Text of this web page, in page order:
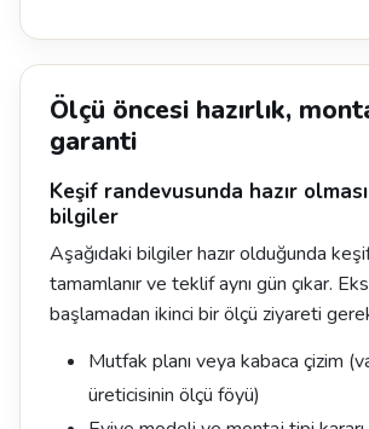
Ölçü öncesi hazırlık,
garanti
Keşif randevusunda hazır
bilgiler
Aşağıdaki bilgiler hazır olduğunda
tamamlanır ve teklif aynı gün çıkar.
başlamadan ikinci bir ölçü ziyareti
Mutfak planı veya kabaca çizim
üreticisinin ölçü föyü)